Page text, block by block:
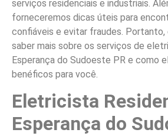
serviços residenciais e industriais.
forneceremos dicas úteis para
confiáveis e evitar fraudes. Portanto,
saber mais sobre os serviços de
Esperança do Sudoeste PR e como
benéficos para você.
Eletricista
Esperança do